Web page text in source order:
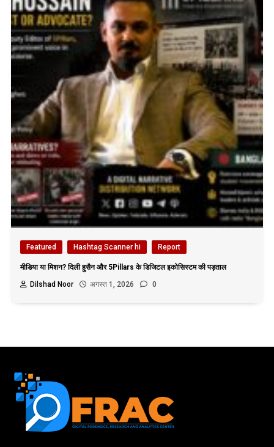
Featured Hashtag Scanner hi Report
मीडिया या मिशन? दिली हुसैन और 5Pillars के डिजिटल इकोसिस्टम की पड़ताल
Dilshad Noor
अगस्त 1, 2026 0